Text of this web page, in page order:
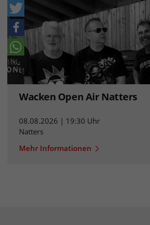
Wacken Open Air Natters
08.08.2026 | 19:30 Uhr
Natters
Mehr Informationen